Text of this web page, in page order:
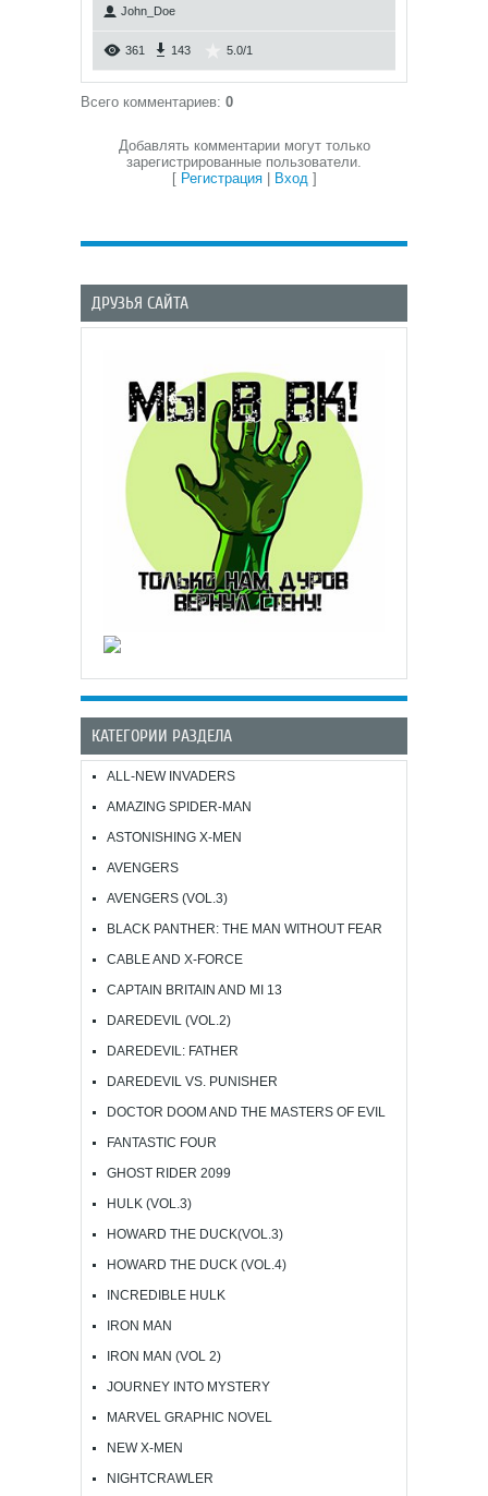
John_Doe
361 143 5.0/1
Всего комментариев: 0
Добавлять комментарии могут только
зарегистрированные пользователи.
[ Регистрация| Вход]
ДРУЗЬЯ САЙТА
КАТЕГОРИИ РАЗДЕЛА
ALL-NEW INVADERS
AMAZING SPIDER-MAN
ASTONISHING X-MEN
AVENGERS
AVENGERS (VOL.3)
BLACK PANTHER: THE MAN WITHOUT FEAR
CABLE AND X-FORCE
CAPTAIN BRITAIN AND MI 13
DAREDEVIL (VOL.2)
DAREDEVIL: FATHER
DAREDEVIL VS. PUNISHER
DOCTOR DOOM AND THE MASTERS OF EVIL
FANTASTIC FOUR
GHOST RIDER 2099
HULK (VOL.3)
HOWARD THE DUCK(VOL.3)
HOWARD THE DUCK (VOL.4)
INCREDIBLE HULK
IRON MAN
IRON MAN (VOL 2)
JOURNEY INTO MYSTERY
MARVEL GRAPHIC NOVEL
NEW X-MEN
NIGHTCRAWLER